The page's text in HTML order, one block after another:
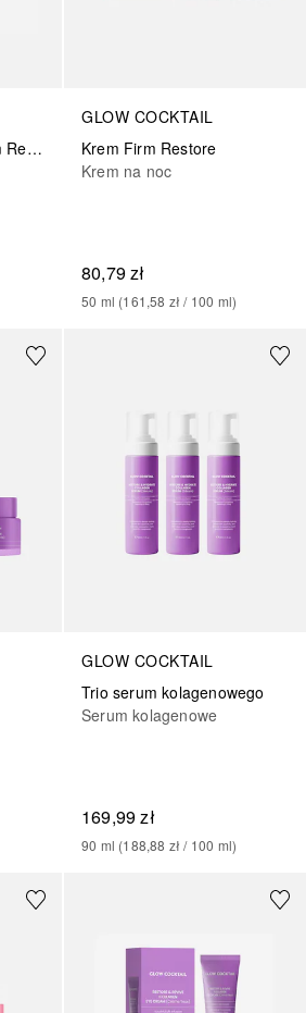
Serum naprawcze Firm Repair
GLOW COCKTAIL
Krem Firm Restore
Krem na noc
80,79 zł
50 ml (161,58 zł / 100 ml)
GLOW COCKTAIL
Trio serum kolagenowego
Serum kolagenowe
169,99 zł
90 ml (188,88 zł / 100 ml)